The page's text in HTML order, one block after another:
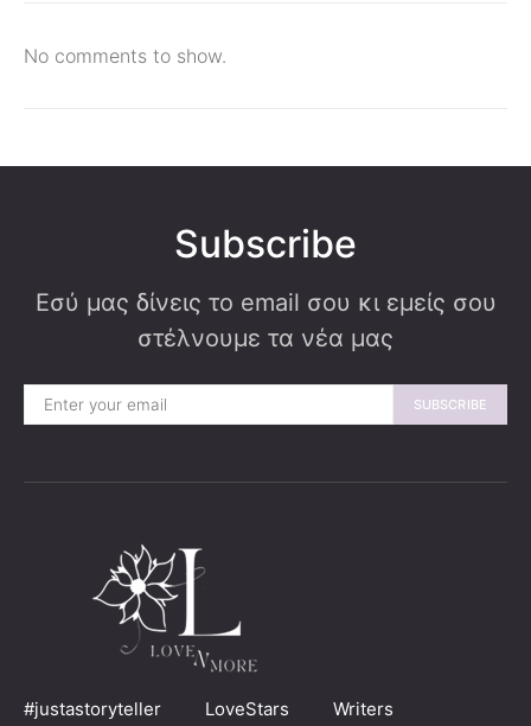
No comments to show.
Subscribe
Εσύ μας δίνεις το email σου κι εμείς σου
στέλνουμε τα νέα μας
SUBSCRIBE
#justastoryteller LoveStars Writers